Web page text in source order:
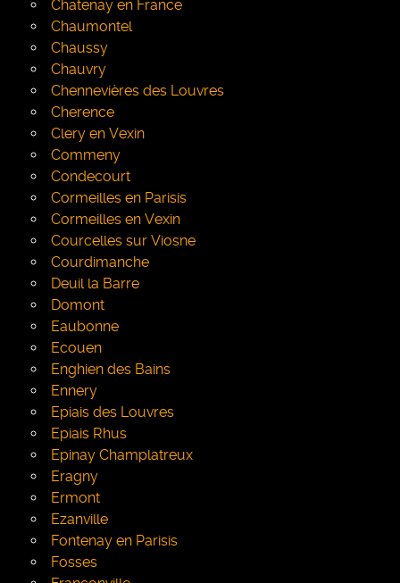
Chatenay en France
Chaumontel
Chaussy
Chauvry
Chennevières des Louvres
Cherence
Clery en Vexin
Commeny
Condecourt
Cormeilles en Parisis
Cormeilles en Vexin
Courcelles sur Viosne
Courdimanche
Deuil la Barre
Domont
Eaubonne
Ecouen
Enghien des Bains
Ennery
Epiais des Louvres
Epiais Rhus
Epinay Champlatreux
Eragny
Ermont
Ezanville
Fontenay en Parisis
Fosses